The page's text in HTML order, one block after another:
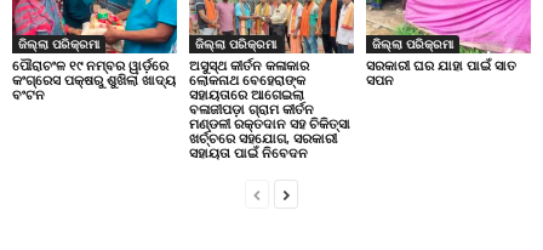
ଜିଲ୍ଲା ପରିକ୍ରମା
ପୌରାଚଂଳ ୧୯ ନମ୍ବର ୱାର୍ଡ଼ରେ
କଂଗ୍ରେସ ପକ୍ଷରୁ ଶୁଖିଲା ଖାଦ୍ୟ
ବଂଟନ
ଜିଲ୍ଲା ପରିକ୍ରମା
ଅସୁସ୍ଥ କୀର୍ତନ କଳାକାର
ଲୋକନାଥ ବେହେରାଙ୍କ
ସହାୟତାରେ ଆଗେଇଲା
ବଳାଜୀପଡ଼ା ଗ୍ରାମ କୀର୍ତନ
ମଣ୍ଡଳୀ ରକ୍ତଦାନ ସହ ଚିକିତ୍ସା
ଖର୍ଚ୍ଚରେ ସହଯୋଗ, ସରକାରୀ
ସହାୟତା ପାଇଁ ନିବେଦନ
ଜିଲ୍ଲା ପରିକ୍ରମା
ସରକାରୀ ଘର ଯାହା ପାଇଁ ସାତ
ସପନ